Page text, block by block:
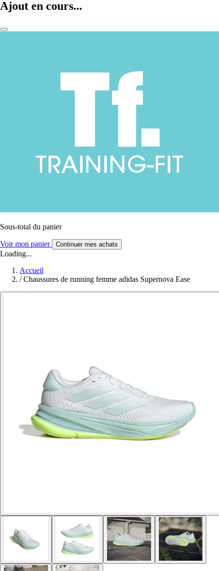
Ajout en cours...
Sous-total du panier
Voir mon panier Continuer mes achats
Loading...
Accueil
/ Chaussures de running femme adidas Supernova Ease